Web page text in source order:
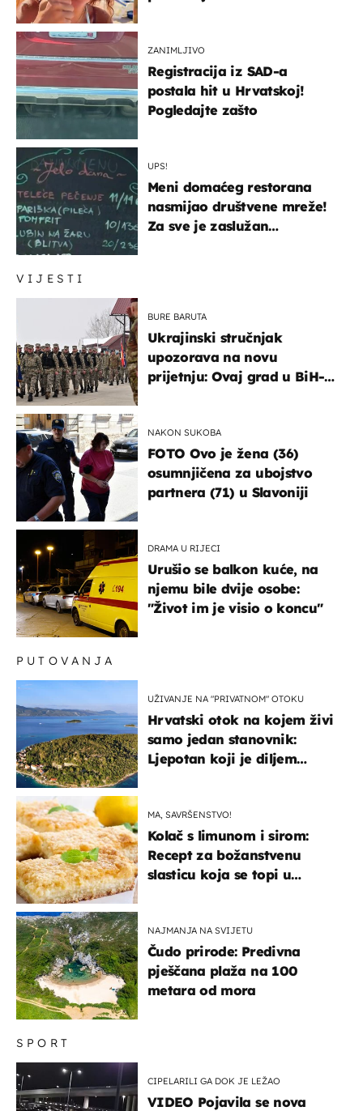
VIJESTI
BURE BARUTA
Ukrajinski stručnjak
upozorava na novu
prijetnju: Ovaj grad u BiH-u
NAKON SUKOBA
FOTO Ovo je žena (36)
osumnjičena za ubojstvo
partnera (71) u Slavoniji
DRAMA U RIJECI
Urušio se balkon kuće, na
njemu bile dvije osobe:
"Život im je visio o koncu"
ZANIMLJIVO
Registracija iz SAD-a
postala hit u Hrvatskoj!
Pogledajte zašto
UPS!
Meni domaćeg restorana
nasmijao društvene mreže!
Za sve je zaslužan
SPORT
CIPELARILI GA DOK JE LEŽAO
VIDEO Pojavila se nova
PUTOVANJA
UŽIVANJE NA "PRIVATNOM" OTOKU
Hrvatski otok na kojem živi
samo jedan stanovnik:
Ljepotan koji je diljem
MA, SAVRŠENSTVO!
Kolač s limunom i sirom:
Recept za božanstvenu
slasticu koja se topi u
NAJMANJA NA SVIJETU
Čudo prirode: Predivna
pješčana plaža na 100
metara od mora